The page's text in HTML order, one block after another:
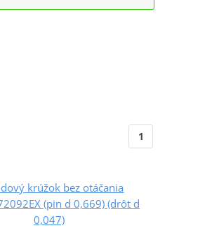
1
krúžok bez otáčania
(pin d 0,669) (drôt d
0,047)